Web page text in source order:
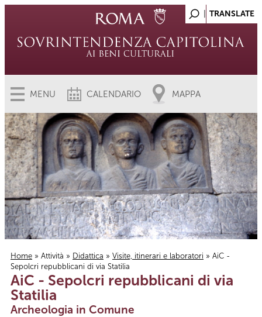
MENU CALENDARIO MAPPA
Tu sei qui
Home » Attività » Didattica » Visite, itinerari e laboratori » AiC -
Sepolcri repubblicani di via Statilia
AiC - Sepolcri repubblicani di via
Statilia
Archeologia in Comune